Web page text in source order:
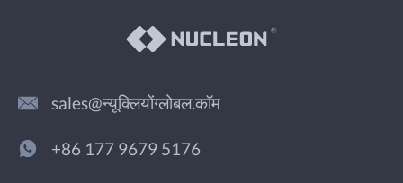
sales@न्यूक्लियोंग्लोबल.कॉम
+86 177 9679 5176